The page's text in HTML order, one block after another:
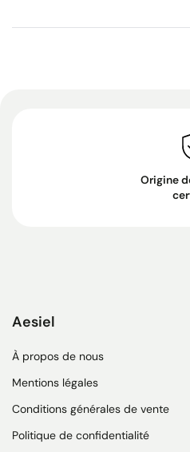
Origine
Aesiel
À propos de nous
Mentions légales
Conditions générales de vente
Politique de confidentialité